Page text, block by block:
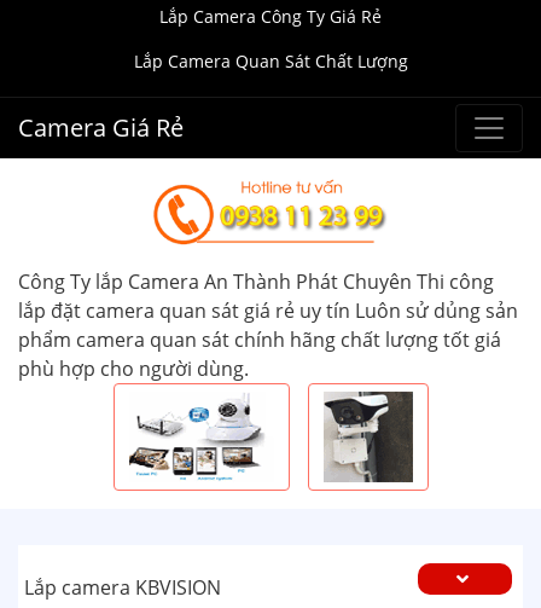
Lắp Camera Công Ty Giá Rẻ
Lắp Camera Quan Sát Chất Lượng
Camera Giá Rẻ
Công Ty lắp Camera An Thành Phát Chuyên Thi công
lắp đặt camera quan sát giá rẻ uy tín Luôn sử dủng sản
phẩm camera quan sát chính hãng chất lượng tốt giá
phù hợp cho người dùng.
Lắp camera KBVISION